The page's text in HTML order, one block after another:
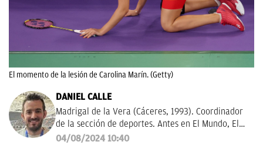
El momento de la lesión de Carolina Marín. (Getty)
DANIEL CALLE
Madrigal de la Vera (Cáceres, 1993). Coordinador
de la sección de deportes. Antes en El Mundo, El
Español y El Debate. Una década informando sobre
04/08/2024 10:40